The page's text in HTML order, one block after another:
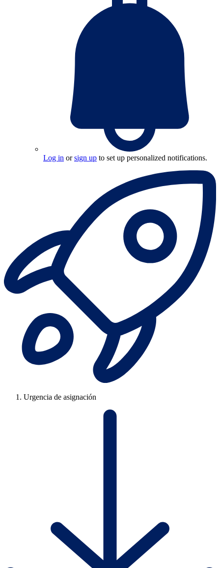
Log in orsign up to set up personalized notifications.
Urgencia de asignación